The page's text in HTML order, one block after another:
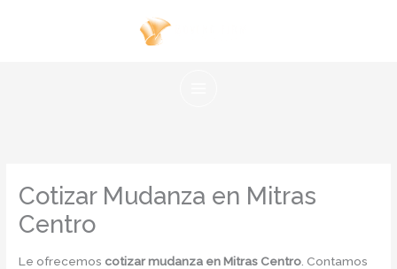
Cotizar Mudanza en Mitras
Centro
Le ofrecemos cotizar mudanza en Mitras Centro . Contamos